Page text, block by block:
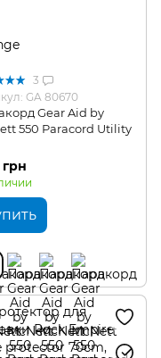
3
GA 80670
Gear Aid by
550 Paracord Utility